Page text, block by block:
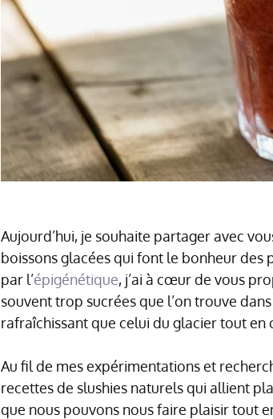
Aujourd’hui, je souhaite partager avec
boissons glacées qui font le bonheur des
par l’épigénétique, j’ai à cœur de vous
souvent trop sucrées que l’on trouve
rafraîchissant que celui du glacier tout
Au fil de mes expérimentations et
recettes de slushies naturels qui allient
que nous pouvons nous faire plaisir tout